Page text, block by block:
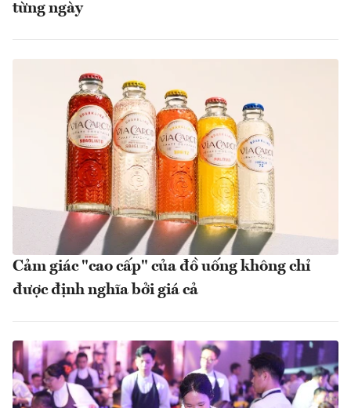
từng ngày
Cảm giác "cao cấp" của đồ uống không chỉ
được định nghĩa bởi giá cả